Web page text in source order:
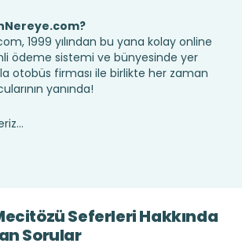
1999 yılından bu yana kolay online
ödeme sistemi ve bünyesinde yer
otobüs firması ile birlikte her zaman
yanında!
Seferleri Hakkında
Sorular